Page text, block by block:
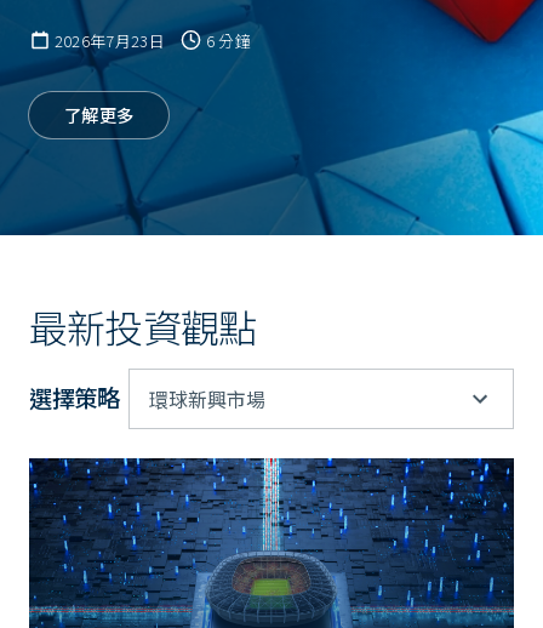
2026年7月23日 6 分鐘
了解更多
最新投資觀點
選擇策略